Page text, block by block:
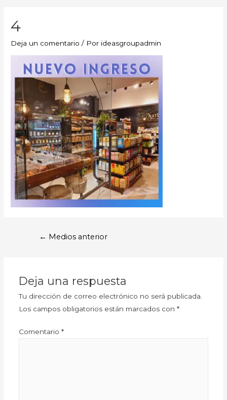
4
Deja un comentario / Por ideasgroupadmin
← Medios anterior
Deja una respuesta
Tu dirección de correo electrónico no será publicada.
Los campos obligatorios están marcados con *
Comentario *